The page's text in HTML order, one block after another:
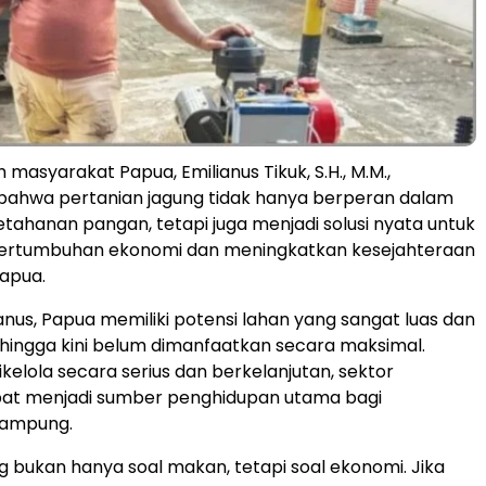
Papua, Emilianus Tikuk, S.H., M.M.,
pertanian jagung tidak hanya berperan dalam
pangan, tetapi juga menjadi solusi nyata untuk
ekonomi dan meningkatkan kesejahteraan
Papua memiliki potensi lahan yang sangat luas dan
kini belum dimanfaatkan secara maksimal.
secara serius dan berkelanjutan, sektor
menjadi sumber penghidupan utama bagi
bukan hanya soal makan, tetapi soal ekonomi. Jika